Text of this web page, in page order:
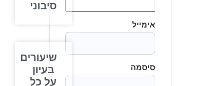
אימייל
סיסמה
סיבוני
שיעורים
בעיון
על כל